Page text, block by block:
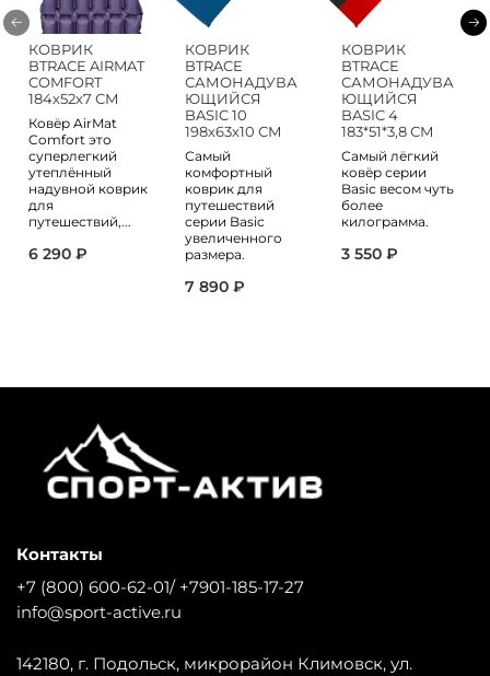
КОВРИК
BTRACE AIRMAT
COMFORT
184х52х7 СМ
Ковёр AirMat
Comfort это
суперлегкий
утеплённый
надувной коврик
для
путешествий,...
6 290 ₽
КОВРИК
BTRACE
САМОНАДУВА
ЮЩИЙСЯ
BASIC 10
198х63х10 СМ
Самый
комфортный
коврик для
путешествий
серии Basic
увеличенного
размера.
7 890 ₽
КОВРИК
BTRACE
САМОНАДУВА
ЮЩИЙСЯ
BASIC 4
183*51*3,8 СМ
Самый лёгкий
ковёр серии
Basic весом чуть
более
килограмма.
3 550 ₽
Контакты
+7 (800) 600-62-01/ +7901-185-17-27
info@sport-active.ru
142180, г. Подольск, микрорайон Климовск, ул.